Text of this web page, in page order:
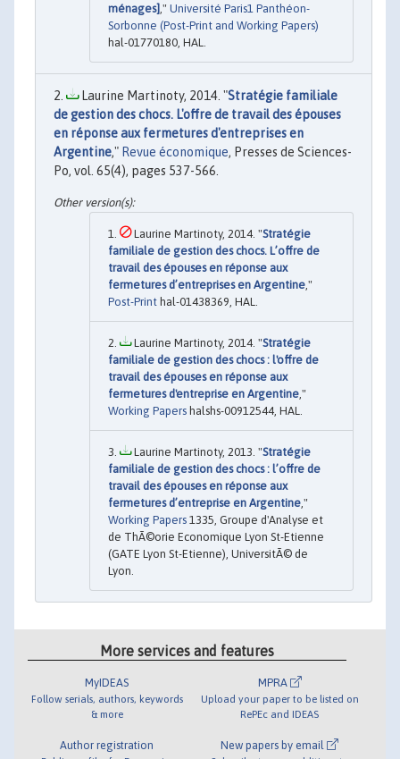
ménages] ," Université Paris1 Panthéon-
Sorbonne (Post-Print and Working Papers)
hal-01770180, HAL.
Laurine Martinoty, 2014. "Stratégie familiale
de gestion des chocs. L'offre de travail des épouses
en réponse aux fermetures d'entreprises en
Argentine," Revue économique, Presses de Sciences-
Po, vol. 65(4), pages 537-566.
Laurine Martinoty, 2014. "Stratégie
familiale de gestion des chocs. L’offre de
travail des épouses en réponse aux
fermetures d’entreprises en Argentine,"
Post-Print hal-01438369, HAL.
Laurine Martinoty, 2014. "Stratégie
familiale de gestion des chocs : l'offre de
travail des épouses en réponse aux
fermetures d'entreprise en Argentine,"
Working Papers halshs-00912544, HAL.
Laurine Martinoty, 2013. "Stratégie
familiale de gestion des chocs : l’offre de
travail des épouses en réponse aux
fermetures d’entreprise en Argentine,"
Working Papers 1335, Groupe d'Analyse et
de ThÃ©orie Economique Lyon St-Etienne
(GATE Lyon St-Etienne), UniversitÃ© de
Lyon.
More services and features
MyIDEAS
Follow serials, authors, keywords
& more
Author registration
MPRA
Upload your paper to be listed on
RePEc and IDEAS
New papers by email